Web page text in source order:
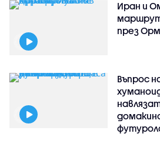
Иран и
маршрут
през
Въпрос